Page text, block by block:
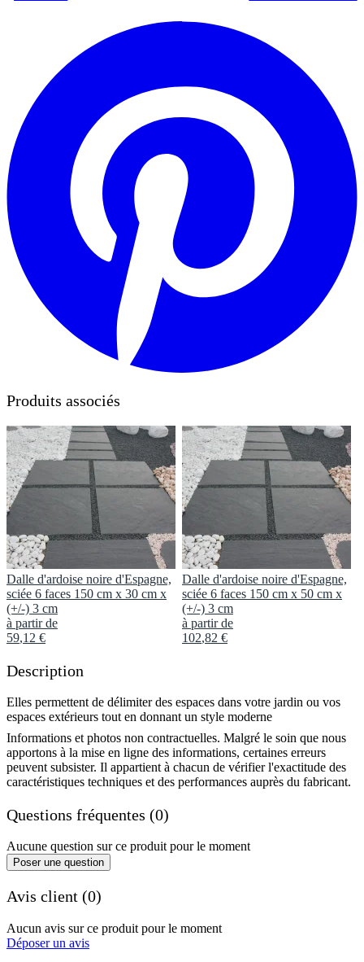
Produits associés
Dalle d'ardoise noire d'Espagne,
sciée 6 faces 150 cm x 30 cm x
(+/-) 3 cm
à partir de
59,12 €
Dalle d'ardoise noire d'Espagne,
sciée 6 faces 150 cm x 50 cm x
(+/-) 3 cm
à partir de
102,82 €
Description
Elles permettent de délimiter des espaces dans votre jardin ou vos
espaces extérieurs tout en donnant un style moderne
Informations et photos non contractuelles. Malgré le soin que nous
apportons à la mise en ligne des informations, certaines erreurs
peuvent subsister. Il appartient à chacun de vérifier l'exactitude des
caractéristiques techniques et des performances auprès du fabricant.
Questions fréquentes (0)
Aucune question sur ce produit pour le moment
Poser une question
Avis client (0)
Aucun avis sur ce produit pour le moment
Déposer un avis